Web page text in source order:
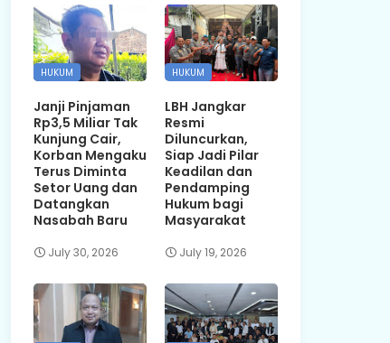
HUKUM
Janji Pinjaman
Rp3,5 Miliar Tak
Kunjung Cair,
Korban Mengaku
Terus Diminta
Setor Uang dan
Datangkan
Nasabah Baru
July 30, 2026
HUKUM
LBH Jangkar
Resmi
Diluncurkan,
Siap Jadi Pilar
Keadilan dan
Pendamping
Hukum bagi
Masyarakat
July 19, 2026